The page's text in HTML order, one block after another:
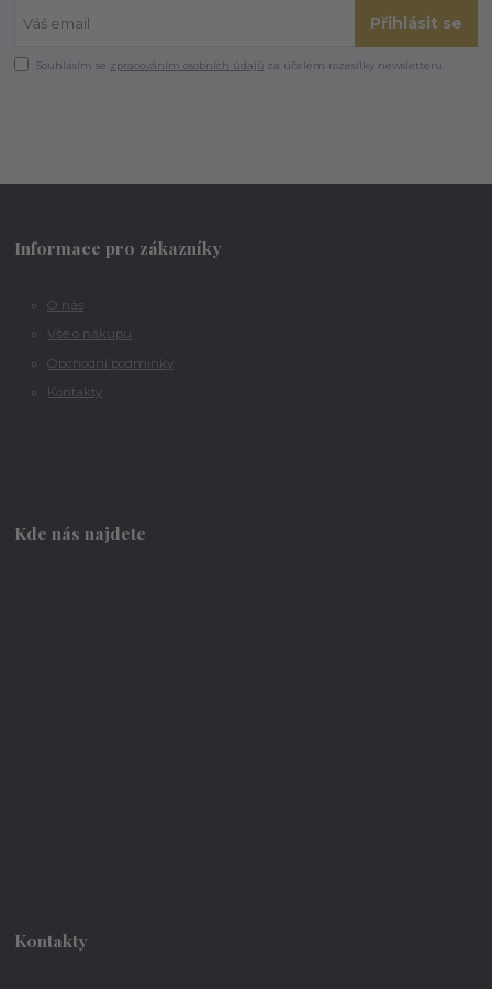
Přihlásit se
Souhlasím se zpracováním osobních údajů za účelem rozesílky newsletteru.
Informace pro zákazníky
O nás
Vše o nákupu
Obchodní podmínky
Kontakty
Kde nás najdete
Kontakty